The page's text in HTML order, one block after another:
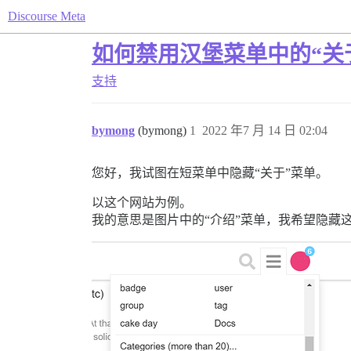
Discourse Meta
如何禁用汉堡菜单中的“关
支持
bymong (bymong) 2022 年7 月 14 日 02:04
1
您好，我试图在短菜单中隐藏“关于”菜单。
以这个网站为例。
我的意思是图片中的“介绍”菜单，我希望隐藏